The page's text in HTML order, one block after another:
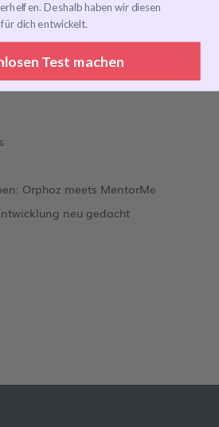
Orphoz meets MentorMe
neu gedacht
Deshalb haben wir diesen
dich entwickelt.
Test machen